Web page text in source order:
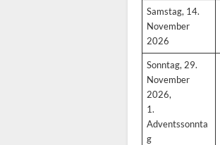
Samstag, 14.
November
2026
Sonntag, 29.
November
2026,
1.
Adventssonnta
g